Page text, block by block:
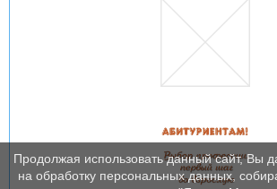
Продолжая использовать данный сайт, Вы
на обработку персональных данных,